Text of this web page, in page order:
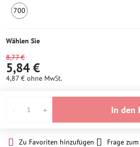
700
auf
Wählen Sie
8,77 €
5,84 €
4,87 € ohne MwSt.
In den
Zu Favoriten hinzufügen
Frage